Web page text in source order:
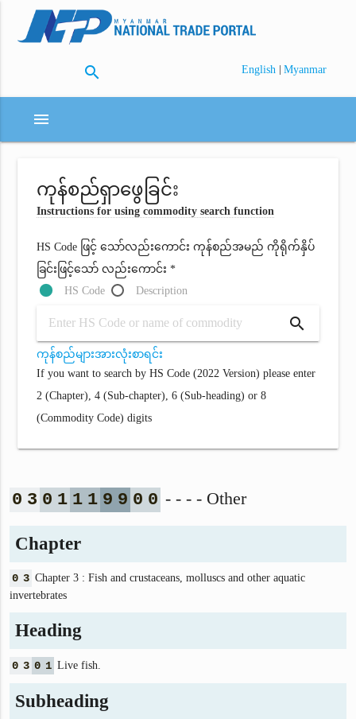
search English | Myanmar
menu
ကုန်စည်ရှာဖွေခြင်း
Instructions for using commodity search function
HS Code ဖြင့် သော်လည်းကောင်း ကုန်စည်အမည် ကိုရိုက်နှိပ်
ခြင်းဖြင့်သော် လည်းကောင်း *
HS Code
Description
search
ကုန်စည်များအားလုံးစာရင်း
If you want to search by HS Code (2022 Version) please enter
2 (Chapter), 4 (Sub-chapter), 6 (Sub-heading) or 8
(Commodity Code) digits
0 3 0 1 1 1 9 9 0 0 - - - - Other
Chapter
0 3 Chapter 3 : Fish and crustaceans, molluscs and other aquatic
invertebrates
Heading
0 3 0 1 Live fish.
Subheading